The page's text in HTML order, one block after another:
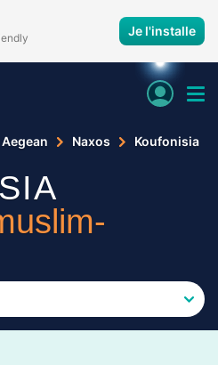
Je l'installe
Naxos Koufonisia